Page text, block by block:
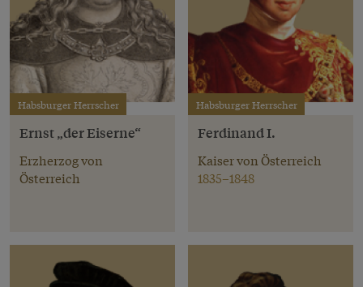
Habsburger Herrscher
Ernst „der Eiserne“
Erzherzog von
Österreich
Habsburger Herrscher
Ferdinand I.
Kaiser von Österreich
1835–1848